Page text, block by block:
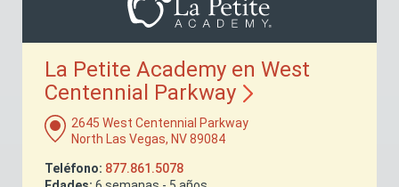
La Petite Academy en West
Centennial Parkway
2645 West Centennial Parkway
North Las Vegas, NV 89084
Teléfono: 877.861.5078